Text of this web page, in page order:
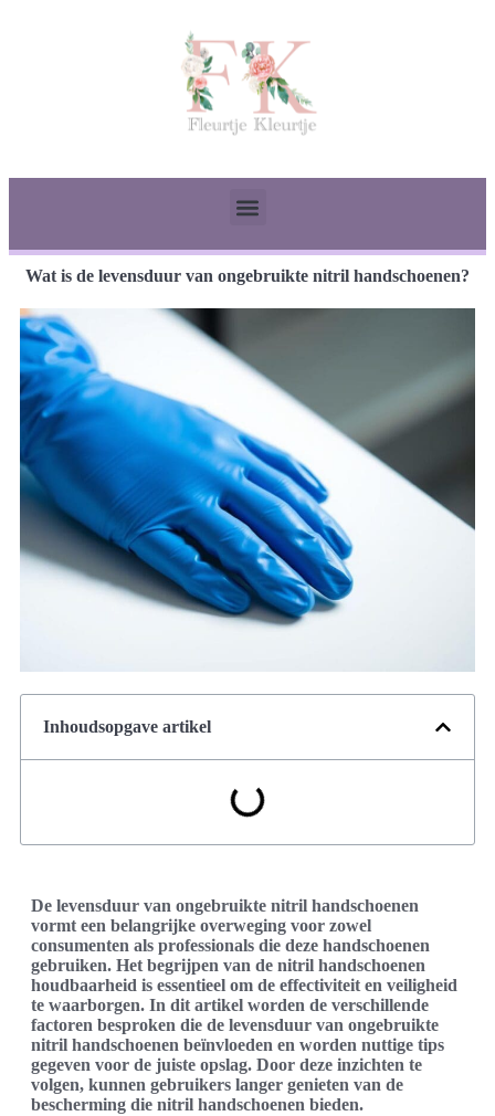
Wat is de levensduur van ongebruikte nitril handschoenen?
Inhoudsopgave artikel
De levensduur van ongebruikte nitril handschoenen
vormt een belangrijke overweging voor zowel
consumenten als professionals die deze handschoenen
gebruiken. Het begrijpen van de nitril handschoenen
houdbaarheid is essentieel om de effectiviteit en veiligheid
te waarborgen. In dit artikel worden de verschillende
factoren besproken die de levensduur van ongebruikte
nitril handschoenen beïnvloeden en worden nuttige tips
gegeven voor de juiste opslag. Door deze inzichten te
volgen, kunnen gebruikers langer genieten van de
bescherming die nitril handschoenen bieden.